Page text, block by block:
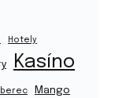
Hotely
Kasíno
Mango